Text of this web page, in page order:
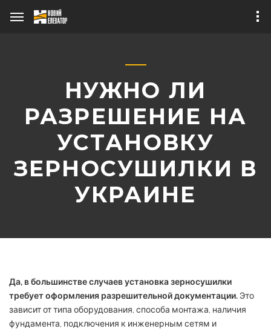
О бизнесе
Публикации в СМИ
Зерносушильный
Теплогенераторы
НУЖНО ЛИ
РАЗРЕШЕНИЕ НА
УСТАНОВКУ
ЗЕРНОСУШИЛКИ В
УКРАИНЕ
Да, в большинстве случаев установка зерносушилки
требует оформления разрешительной документации. Это
зависит от типа оборудования, способа монтажа, наличия
фундамента, подключения к инженерным сетям и